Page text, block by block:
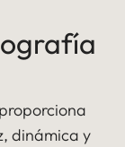
dinámica y